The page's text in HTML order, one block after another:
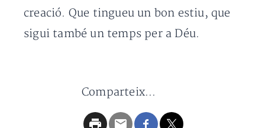
creació. Que tingueu un bon estiu, que
sigui també un temps per a Déu.
Comparteix...